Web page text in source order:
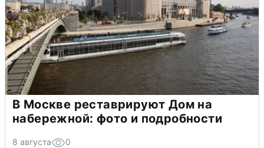
В Москве реставрируют Дом на
набережной: фото и подробности
8 августа 0